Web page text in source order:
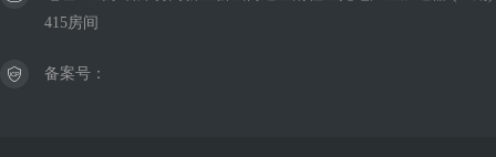
415房间
备案号：